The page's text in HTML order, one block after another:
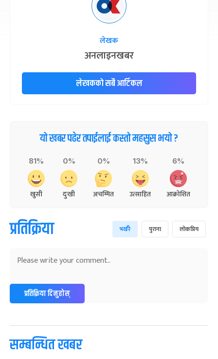
लेखक
अनलाइनखबर
लेखकको सबै आर्टिकल
यो खबर पढेर तपाईलाई कस्तो महसुस भयो ?
81%
खुसी
0%
दुःखी
0%
अचम्मित
13%
उत्साहित
6%
आक्रोशित
प्रतिक्रिया भर्खरै पुराना लोकप्रिय
प्रतिक्रिया दिनुहोस्
सम्बन्धित खबर